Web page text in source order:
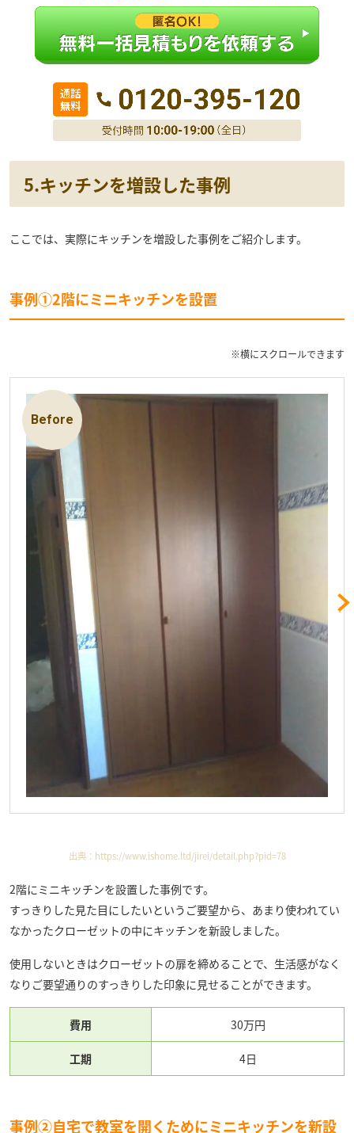
5.キッチンを増設した事例
ここでは、実際にキッチンを増設した事例をご紹介します。
事例①2階にミニキッチンを設置
※横にスクロールできます
出典： https://www.ishome.ltd/jirei/detail.php?pid=78
2階にミニキッチンを設置した事例です。
すっきりした見た目にしたいというご要望から、あまり使われてい
なかったクローゼットの中にキッチンを新設しました。
使用しないときはクローゼットの扉を締めることで、生活感がなく
なりご要望通りのすっきりした印象に見せることができます。
費用 30万円
工期 4日
事例②自宅で教室を開くためにミニキッチンを新設